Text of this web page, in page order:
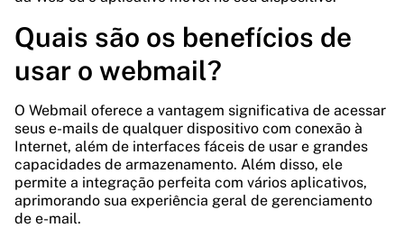
Quais são os benefícios de
usar o webmail?
O Webmail oferece a vantagem significativa de acessar
seus e-mails de qualquer dispositivo com conexão à
Internet, além de interfaces fáceis de usar e grandes
capacidades de armazenamento. Além disso, ele
permite a integração perfeita com vários aplicativos,
aprimorando sua experiência geral de gerenciamento
de e-mail.